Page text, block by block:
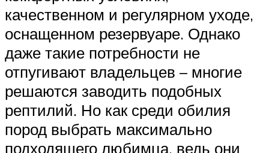
качественном и регулярном уходе,
оснащенном резервуаре. Однако
даже такие потребности не
отпугивают владельцев – многие
решаются заводить подобных
рептилий. Но как среди обилия
пород выбрать максимально
подходящего любимца, ведь они